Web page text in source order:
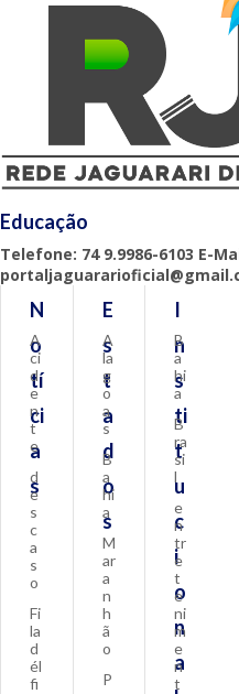
Educação
Telefone: 74 9.9986-6103 E-
N
o
tí
ci
a
s
A
ci
d
e
n
t
e
d
e
s
c
a
s
o
Fi
la
d
él
fi
E
s
t
a
d
o
s
A
la
g
o
a
s
B
a
hi
a
M
ar
a
n
h
ã
o
P
I
n
s
ti
t
u
c
i
o
n
a
B
a
hi
a
B
ra
si
l
e
n
tr
e
t
e
ni
m
e
n
t